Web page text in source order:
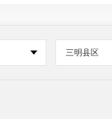
三明县区